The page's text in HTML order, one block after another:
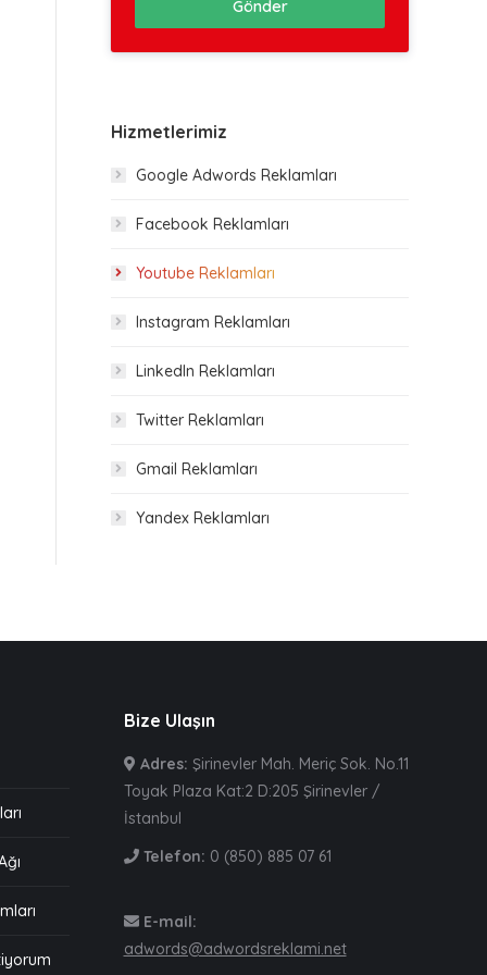
Gönder
Hizmetlerimiz
Google Adwords Reklamları
Facebook Reklamları
Youtube Reklamları
Instagram Reklamları
LinkedIn Reklamları
Twitter Reklamları
Gmail Reklamları
Yandex Reklamları
Bize Ulaşın
Adres: Şirinevler Mah. Meriç Sok. No.11
Toyak Plaza Kat:2 D:205 Şirinevler /
İstanbul
Telefon: 0 (850) 885 07 61
E-mail:
adwords@adwordsreklami.net